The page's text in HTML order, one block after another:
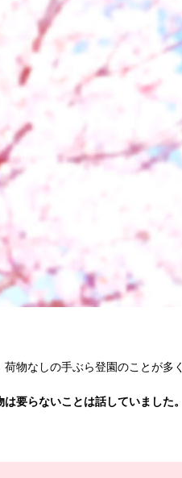
物なしの手ぶら登園のことが多く
要らないことは話していました。